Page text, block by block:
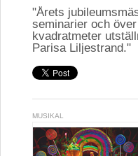
"Årets
seminarier och
kvadratmeter
Parisa Liljestrand."
MUSIKAL